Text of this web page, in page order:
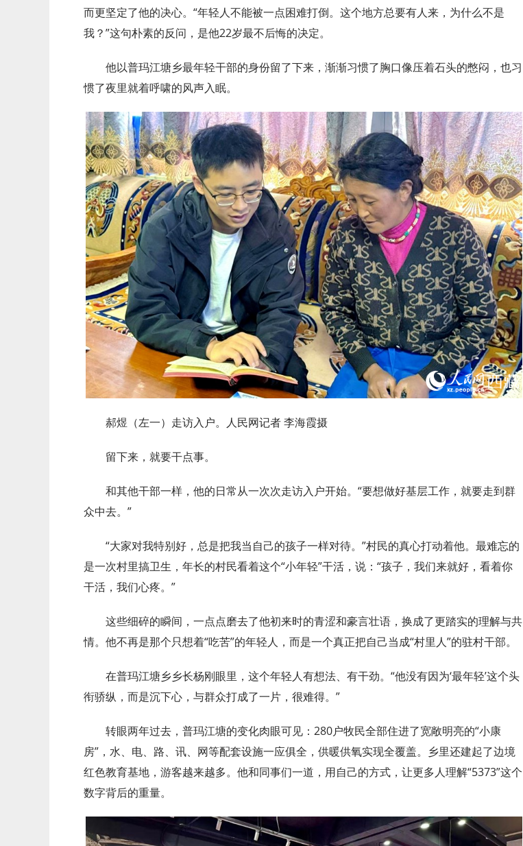
而更坚定了他的决心。“年轻人不能被一点困难打倒。这个地方总要有人来，为什么不是
我？”这句朴素的反问，是他22岁最不后悔的决定。
他以普玛江塘乡最年轻干部的身份留了下来，渐渐习惯了胸口像压着石头的憋闷，也习
惯了夜里就着呼啸的风声入眠。
郝煜（左一）走访入户。人民网记者 李海霞摄
留下来，就要干点事。
和其他干部一样，他的日常从一次次走访入户开始。“要想做好基层工作，就要走到群
众中去。”
“大家对我特别好，总是把我当自己的孩子一样对待。”村民的真心打动着他。最难忘的
是一次村里搞卫生，年长的村民看着这个“小年轻”干活，说：“孩子，我们来就好，看着你
干活，我们心疼。”
这些细碎的瞬间，一点点磨去了他初来时的青涩和豪言壮语，换成了更踏实的理解与共
情。他不再是那个只想着“吃苦”的年轻人，而是一个真正把自己当成“村里人”的驻村干部。
在普玛江塘乡乡长杨刚眼里，这个年轻人有想法、有干劲。“他没有因为‘最年轻’这个头
衔骄纵，而是沉下心，与群众打成了一片，很难得。”
转眼两年过去，普玛江塘的变化肉眼可见：280户牧民全部住进了宽敞明亮的“小康
房”，水、电、路、讯、网等配套设施一应俱全，供暖供氧实现全覆盖。乡里还建起了边境
红色教育基地，游客越来越多。他和同事们一道，用自己的方式，让更多人理解“5373”这个
数字背后的重量。